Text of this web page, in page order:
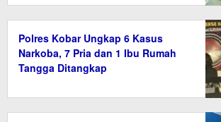
Polres Kobar Ungkap 6 Kasus
Narkoba, 7 Pria dan 1 Ibu Rumah
Tangga Ditangkap